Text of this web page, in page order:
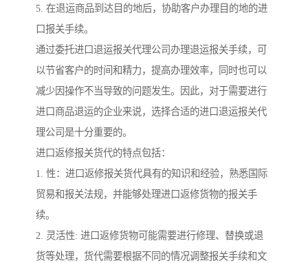
5. 在退运商品到达目的地后，协助客户办理目的地的进
口报关手续。
通过委托进口退运报关代理公司办理退运报关手续，可
以节省客户的时间和精力，提高办理效率，同时也可以
减少因操作不当导致的问题发生。因此，对于需要进行
进口商品退运的企业来说，选择合适的进口退运报关代
理公司是十分重要的。
进口返修报关货代的特点包括：
1. 性：进口返修报关货代具有的知识和经验，熟悉国际
贸易和报关法规，并能够处理进口返修货物的报关手
续。
2. 灵活性: 进口返修货物可能需要进行修理、替换或退
货等处理，货代需要根据不同的情况调整报关手续和文